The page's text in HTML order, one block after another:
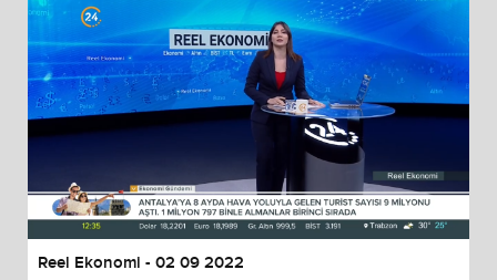
Reel Ekonomi - 02 09 2022